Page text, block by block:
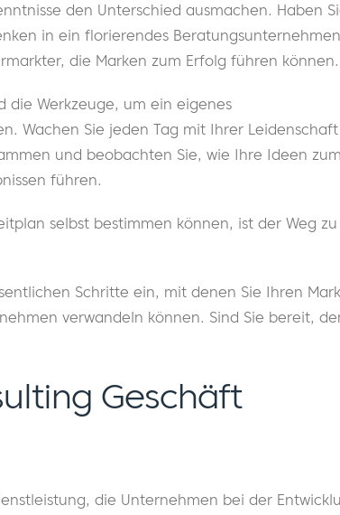
den Unterschied ausmachen. Haben
in ein florierendes
die Marken zum Erfolg führen können.
die Werkzeuge, um ein eigenes
Wachen Sie jeden Tag mit Ihrer
und beobachten Sie, wie Ihre Ideen zum
führen.
selbst bestimmen können, ist der Weg
Schritte ein, mit denen Sie Ihren
verwandeln können. Sind Sie bereit,
Geschäft
die Unternehmen bei der